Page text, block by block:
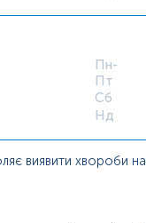
Пн-
Пт
Сб
Нд
виявити хвороби на